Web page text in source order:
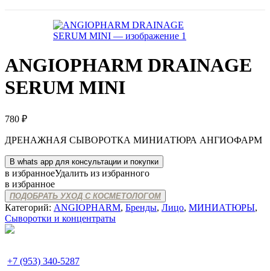
ANGIOPHARM DRAINAGE
SERUM MINI
780 ₽
ДРЕНАЖНАЯ СЫВОРОТКА МИНИАТЮРА АНГИОФАРМ
В whats app для консультации и покупки
в избранноеУдалить из избранного
в избранное
ПОДОБРАТЬ УХОД С КОСМЕТОЛОГОМ
Категорий: ANGIOPHARM, Бренды, Лицо, МИНИАТЮРЫ,
Сыворотки и концентраты
+7 (953) 340-5287